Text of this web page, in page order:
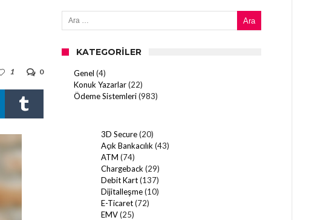
0
1
Arama:
KATEGORILER
Genel (4)
Konuk Yazarlar(22)
Ödeme Sistemleri(983)
3D Secure(20)
Açık Bankacılık (43)
ATM (74)
Chargeback (29)
Debit Kart(137)
Dijitalleşme(10)
E-Ticaret(72)
EMV(25)